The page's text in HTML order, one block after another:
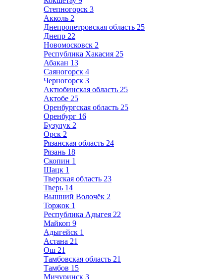
Степногорск 3
Акколь 2
Днепропетровская область 25
Днепр 22
Новомосковск 2
Республика Хакасия 25
Абакан 13
Саяногорск 4
Черногорск 3
Актюбинская область 25
Актобе 25
Оренбургская область 25
Оренбург 16
Бузулук 2
Орск 2
Рязанская область 24
Рязань 18
Скопин 1
Шацк 1
Тверская область 23
Тверь 14
Вышний Волочёк 2
Торжок 1
Республика Адыгея 22
Майкоп 9
Адыгейск 1
Астана 21
Ош 21
Тамбовская область 21
Тамбов 15
Мичуринск 3